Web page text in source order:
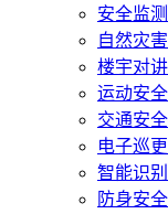
安全监
自然灾
楼宇对
运动安
交通安
电子巡
智能识
防身安